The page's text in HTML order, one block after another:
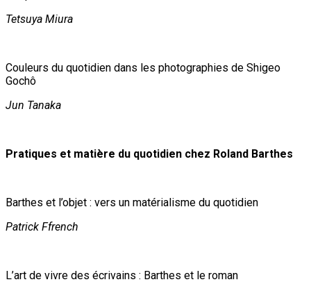
Tetsuya Miura
Couleurs du quotidien dans les photographies de Shigeo
Gochô
Jun Tanaka
Pratiques et matière du quotidien chez Roland Barthes
Barthes et l’objet : vers un matérialisme du quotidien
Patrick Ffrench
L’art de vivre des écrivains : Barthes et le roman